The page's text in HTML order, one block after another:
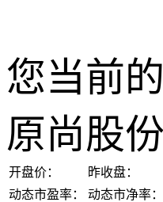
您当前
原尚股份
开盘价： 昨收盘：
动态市盈率：
动态市净率：